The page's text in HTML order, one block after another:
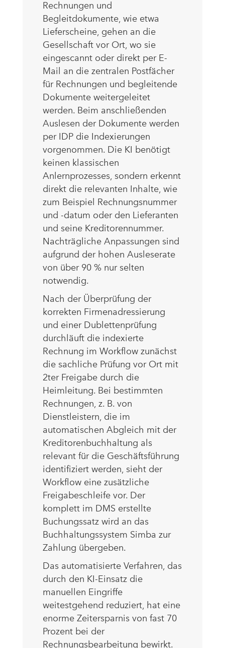
Rechnungen und
Begleitdokumente, wie etwa
Lieferscheine, gehen an die
Gesellschaft vor Ort, wo sie
eingescannt oder direkt per E-
Mail an die zentralen Postfächer
für Rechnungen und begleitende
Dokumente weitergeleitet
werden. Beim anschließenden
Auslesen der Dokumente werden
per IDP die Indexierungen
vorgenommen. Die KI benötigt
keinen klassischen
Anlernprozesses, sondern erkennt
direkt die relevanten Inhalte, wie
zum Beispiel Rechnungsnummer
und -datum oder den Lieferanten
und seine Kreditorennummer.
Nachträgliche Anpassungen sind
aufgrund der hohen Ausleserate
von über 90 % nur selten
notwendig.
Nach der Überprüfung der
korrekten Firmenadressierung
und einer Dublettenprüfung
durchläuft die indexierte
Rechnung im Workflow zunächst
die sachliche Prüfung vor Ort mit
2ter Freigabe durch die
Heimleitung. Bei bestimmten
Rechnungen, z. B. von
Dienstleistern, die im
automatischen Abgleich mit der
Kreditorenbuchhaltung als
relevant für die Geschäftsführung
identifiziert werden, sieht der
Workflow eine zusätzliche
Freigabeschleife vor. Der
komplett im DMS erstellte
Buchungssatz wird an das
Buchhaltungssystem Simba zur
Zahlung übergeben.
Das automatisierte Verfahren, das
durch den KI-Einsatz die
manuellen Eingriffe
weitestgehend reduziert, hat eine
enorme Zeitersparnis von fast 70
Prozent bei der
Rechnungsbearbeitung bewirkt.